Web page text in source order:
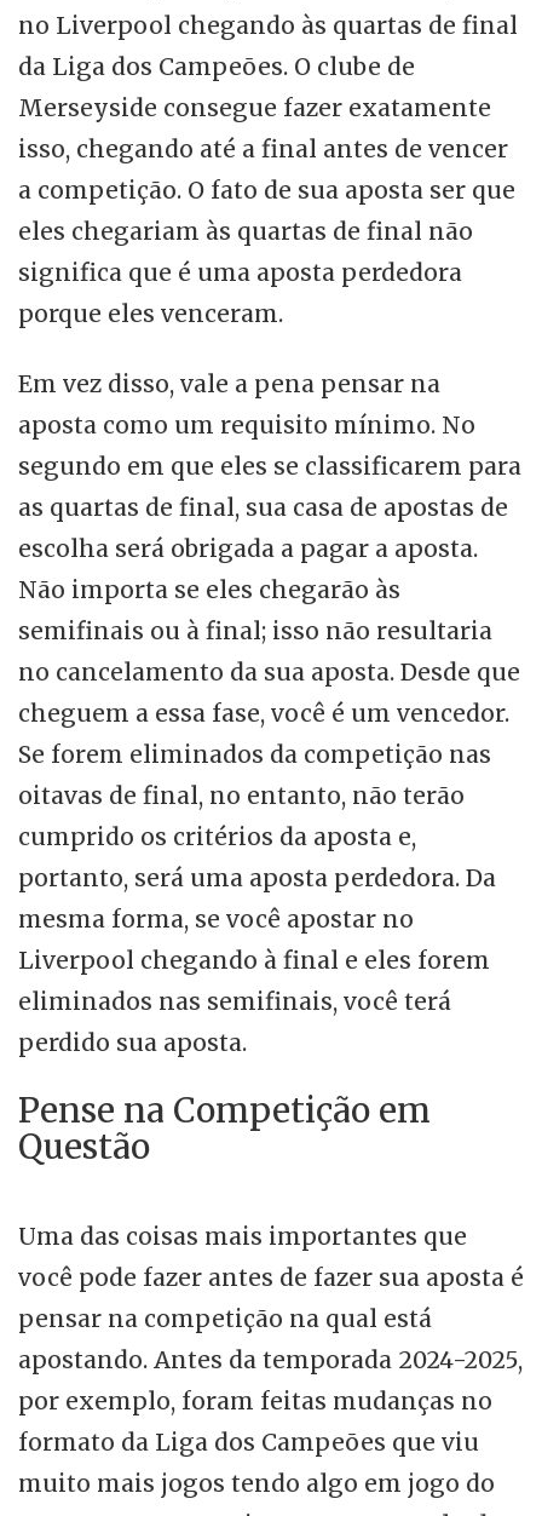
no Liverpool chegando às quartas de final
da Liga dos Campeões. O clube de
Merseyside consegue fazer exatamente
isso, chegando até a final antes de vencer
a competição. O fato de sua aposta ser que
eles chegariam às quartas de final não
significa que é uma aposta perdedora
porque eles venceram.
Em vez disso, vale a pena pensar na
aposta como um requisito mínimo. No
segundo em que eles se classificarem para
as quartas de final, sua casa de apostas de
escolha será obrigada a pagar a aposta.
Não importa se eles chegarão às
semifinais ou à final; isso não resultaria
no cancelamento da sua aposta. Desde que
cheguem a essa fase, você é um vencedor.
Se forem eliminados da competição nas
oitavas de final, no entanto, não terão
cumprido os critérios da aposta e,
portanto, será uma aposta perdedora. Da
mesma forma, se você apostar no
Liverpool chegando à final e eles forem
eliminados nas semifinais, você terá
perdido sua aposta.
Pense na Competição em
Questão
Uma das coisas mais importantes que
você pode fazer antes de fazer sua aposta é
pensar na competição na qual está
apostando. Antes da temporada 2024-2025,
por exemplo, foram feitas mudanças no
formato da Liga dos Campeões que viu
muito mais jogos tendo algo em jogo do